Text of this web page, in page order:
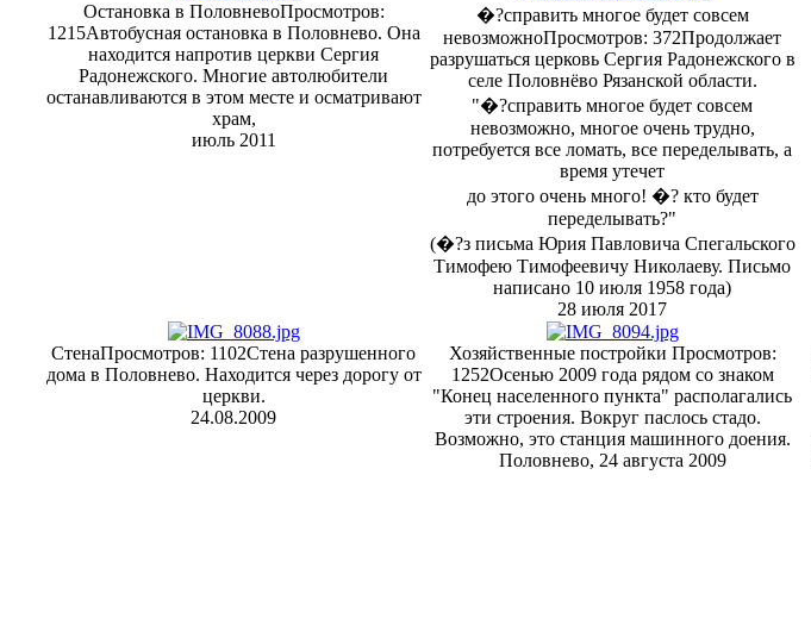
Остановка в ПоловневоПросмотров:
1215Автобусная остановка в Половнево. Она
находится напротив церкви Сергия
Радонежского. Многие автолюбители
останавливаются в этом месте и осматривают
храм,
июль 2011
�?справить многое будет совсем
невозможноПросмотров: 372Продолжает
разрушаться церковь Сергия Радонежского в
селе Половнёво Рязанской области.
"�?справить многое будет совсем
невозможно, многое очень трудно,
потребуется все ломать, все переделывать, а
время утечет
до этого очень много! �? кто будет
переделывать?"
(�?з письма Юрия Павловича Спегальского
Тимофею Тимофеевичу Николаеву. Письмо
написано 10 июля 1958 года)
28 июля 2017
СтенаПросмотров: 1102Стена разрушенного
дома в Половнево. Находится через дорогу от
церкви.
24.08.2009
Хозяйственные постройки Просмотров:
1252Осенью 2009 года рядом со знаком
"Конец населенного пункта" располагались
эти строения. Вокруг паслось стадо.
Возможно, это станция машинного доения.
Половнево, 24 августа 2009